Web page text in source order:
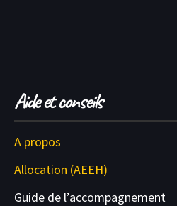
Aide et conseils
A propos
Allocation (AEEH)
Guide de l’accompagnement